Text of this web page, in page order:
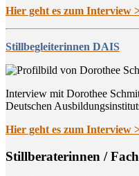
Hier geht es zum Interview
Stillbegleiterinnen DAIS
Interview mit Dorothee
Deutschen
Hier geht es zum Interview
Still­be­ra­te­rin­nen /